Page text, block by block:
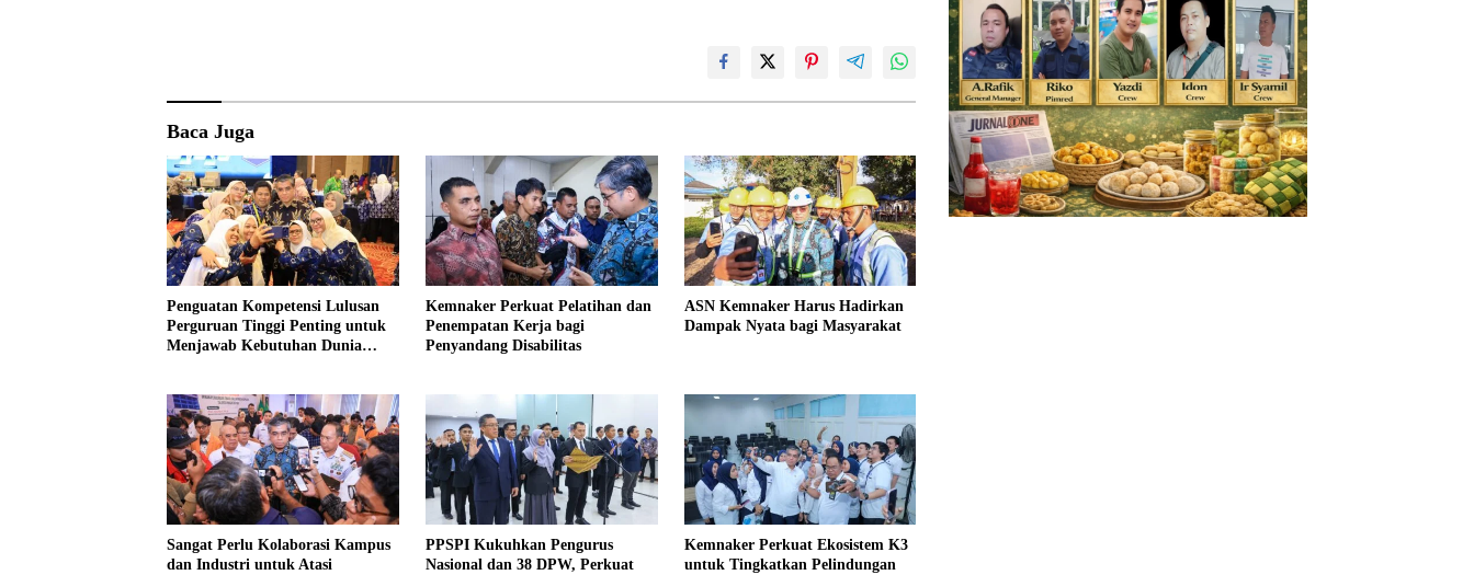
Baca Juga
Penguatan Kompetensi Lulusan
Perguruan Tinggi Penting untuk
Menjawab Kebutuhan Dunia
Kemnaker Perkuat Pelatihan dan
Penempatan Kerja bagi
Penyandang Disabilitas
ASN Kemnaker Harus Hadirkan
Dampak Nyata bagi Masyarakat
Sangat Perlu Kolaborasi Kampus
dan Industri untuk Atasi
PPSPI Kukuhkan Pengurus
Nasional dan 38 DPW, Perkuat
Kemnaker Perkuat Ekosistem K3
untuk Tingkatkan Pelindungan